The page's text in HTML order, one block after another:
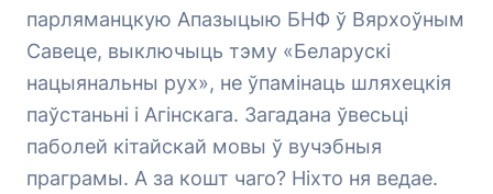
парляманцкую Апазыцыю БНФ ў Вярхоўным
Савеце, выключыць тэму «Беларускі
нацыянальны рух», не ўпамінаць шляхецкія
паўстаньні і Агінскага. Загадана ўвесьці
паболей кітайскай мовы ў вучэбныя
праграмы. А за кошт чаго? Ніхто ня ведае.